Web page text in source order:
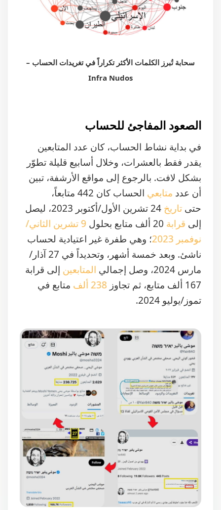
سحابة تُبرز الكلمات الأكثر تكراراً في تغريدات الحساب –
Infra Nudos
الصعود المفاجئ للحساب
في بداية نشاط الحساب، كان عدد المتابعين
يقدر فقط بالعشرات، وخلال أسابيع قليلة تطوّر
بشكل لافت. بالرجوع إلى مواقع الأرشفة، تبين
أن عدد متابعي
الحساب كان 442 متابعاً،
حتى تاريخ
24 تشرين الأول/أكتوبر 2023، ليصل
إلى قرابة
9 تشرين الثاني/
نوفمبر 2023
؛ وهي طفرة غير اعتيادية لحساب
ناشئ. وبعد خمسة أشهر، وتحديداً في 27 آذار/
مارس 2024، وصل إجمالي
المتابعين إلى قرابة
167 ألف متابع، ثم تجاوز
238 ألف
متابع في
تموز/يوليو 2024.